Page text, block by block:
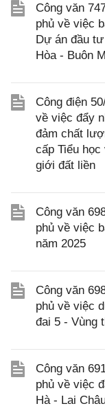
Công văn
phủ về việc
Dự án đầu
Hòa - Buôn
Công điện
về việc đẩy
đảm chất
cấp Tiểu
giới đất liền
Công văn
phủ về việc
năm 2025
Công văn
phủ về việc
đai 5 - Vùng
Công văn
phủ về việc
Hà - Lai